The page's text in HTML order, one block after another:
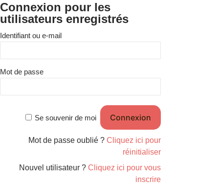
Connexion pour les
utilisateurs enregistrés
Identifiant ou e-mail
Mot de passe
Se souvenir de moi
Mot de passe oublié ?Cliquez ici pour
réinitialiser
Nouvel utilisateur ?Cliquez ici pour vous
inscrire